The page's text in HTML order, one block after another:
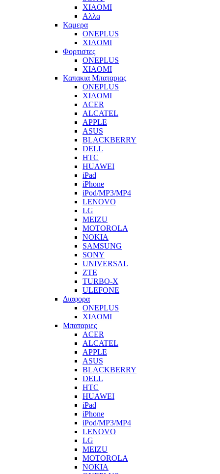
XIAOMI
Αλλα
Καμερα
ONEPLUS
XIAOMI
Φορτιστες
ONEPLUS
XIAOMI
Καπακια Μπαταριας
ONEPLUS
XIAOMI
ACER
ALCATEL
APPLE
ASUS
BLACKBERRY
DELL
HTC
HUAWEI
iPad
iPhone
iPod/MP3/MP4
LENOVO
LG
MEIZU
MOTOROLA
NOKIA
SAMSUNG
SONY
UNIVERSAL
ZTE
TURBO-X
ULEFONE
Διαφορα
ONEPLUS
XIAOMI
Μπαταριες
ACER
ALCATEL
APPLE
ASUS
BLACKBERRY
DELL
HTC
HUAWEI
iPad
iPhone
iPod/MP3/MP4
LENOVO
LG
MEIZU
MOTOROLA
NOKIA